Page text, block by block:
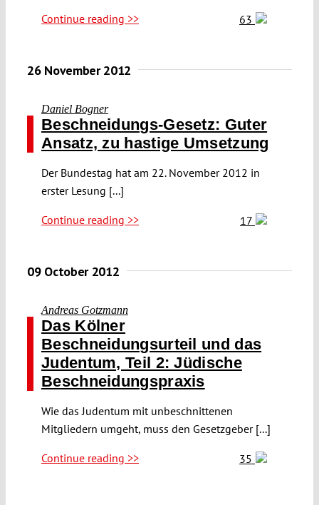
Continue reading >> 63
26 November 2012
Daniel Bogner
Beschneidungs-Gesetz: Guter
Ansatz, zu hastige Umsetzung
Der Bundestag hat am 22. November 2012 in
erster Lesung [...]
Continue reading >> 17
09 October 2012
Andreas Gotzmann
Das Kölner
Beschneidungsurteil und das
Judentum, Teil 2: Jüdische
Beschneidungspraxis
Wie das Judentum mit unbeschnittenen
Mitgliedern umgeht, muss den Gesetzgeber [...]
Continue reading >> 35